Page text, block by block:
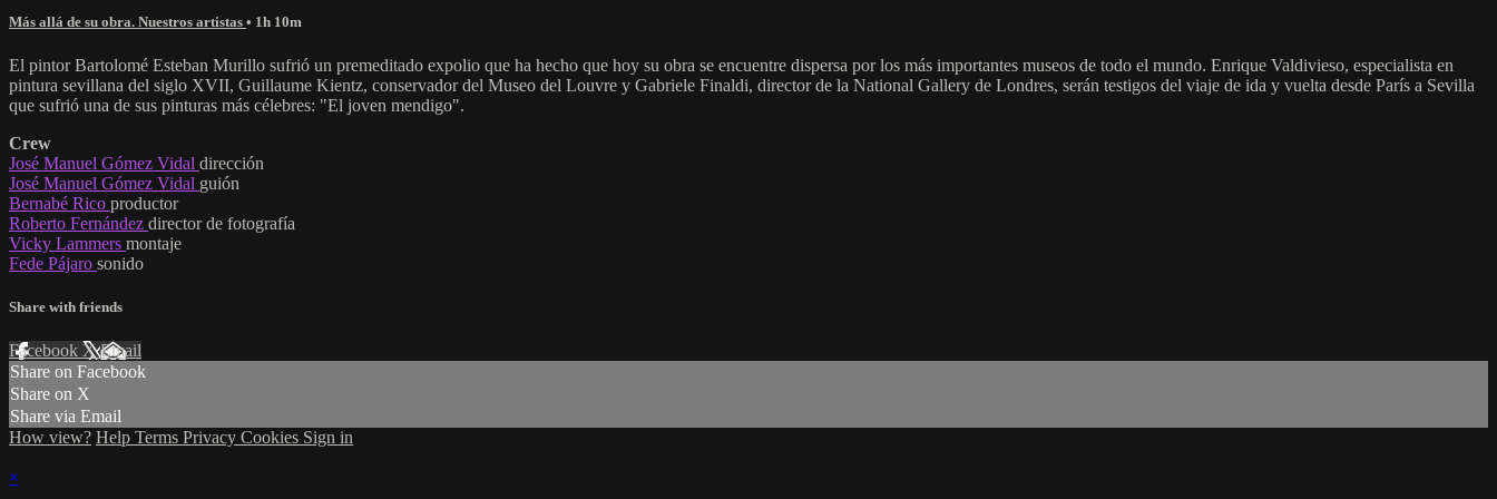
Más allá de su obra. Nuestros artistas • 1h 10m
El pintor Bartolomé Esteban Murillo sufrió un premeditado expolio que ha hecho que hoy su obra se encuentre dispersa por los más importantes museos de todo el mundo. Enrique Valdivieso, especialista en
pintura sevillana del siglo XVII, Guillaume Kientz, conservador del Museo del Louvre y Gabriele Finaldi, director de la National Gallery de Londres, serán testigos del viaje de ida y vuelta desde París a Sevilla
que sufrió una de sus pinturas más célebres: "El joven mendigo".
Crew
José Manuel Gómez Vidal dirección
José Manuel Gómez Vidal guión
Bernabé Rico productor
Roberto Fernández director de fotografía
Vicky Lammers montaje
Fede Pájaro sonido
Share with friends
Facebook XEmail
Share on Facebook
Share on X
Share via Email
How view? Help Terms Privacy Cookies Sign in
×